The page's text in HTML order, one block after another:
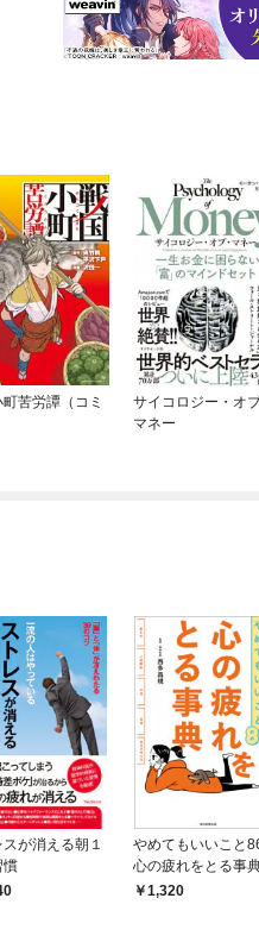
苦労譚（コミ
サイコロジー・オブ
マネー
スが消える朝１
慣
やめてもいいこと
心の疲れをとる事
1,320